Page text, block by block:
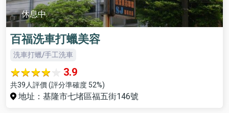
休息中
百福洗車打蠟美容
洗車打蠟/手工洗車
3.9
共39人評價 (評分準確度 52%)
地址：基隆市七堵區福五街146號